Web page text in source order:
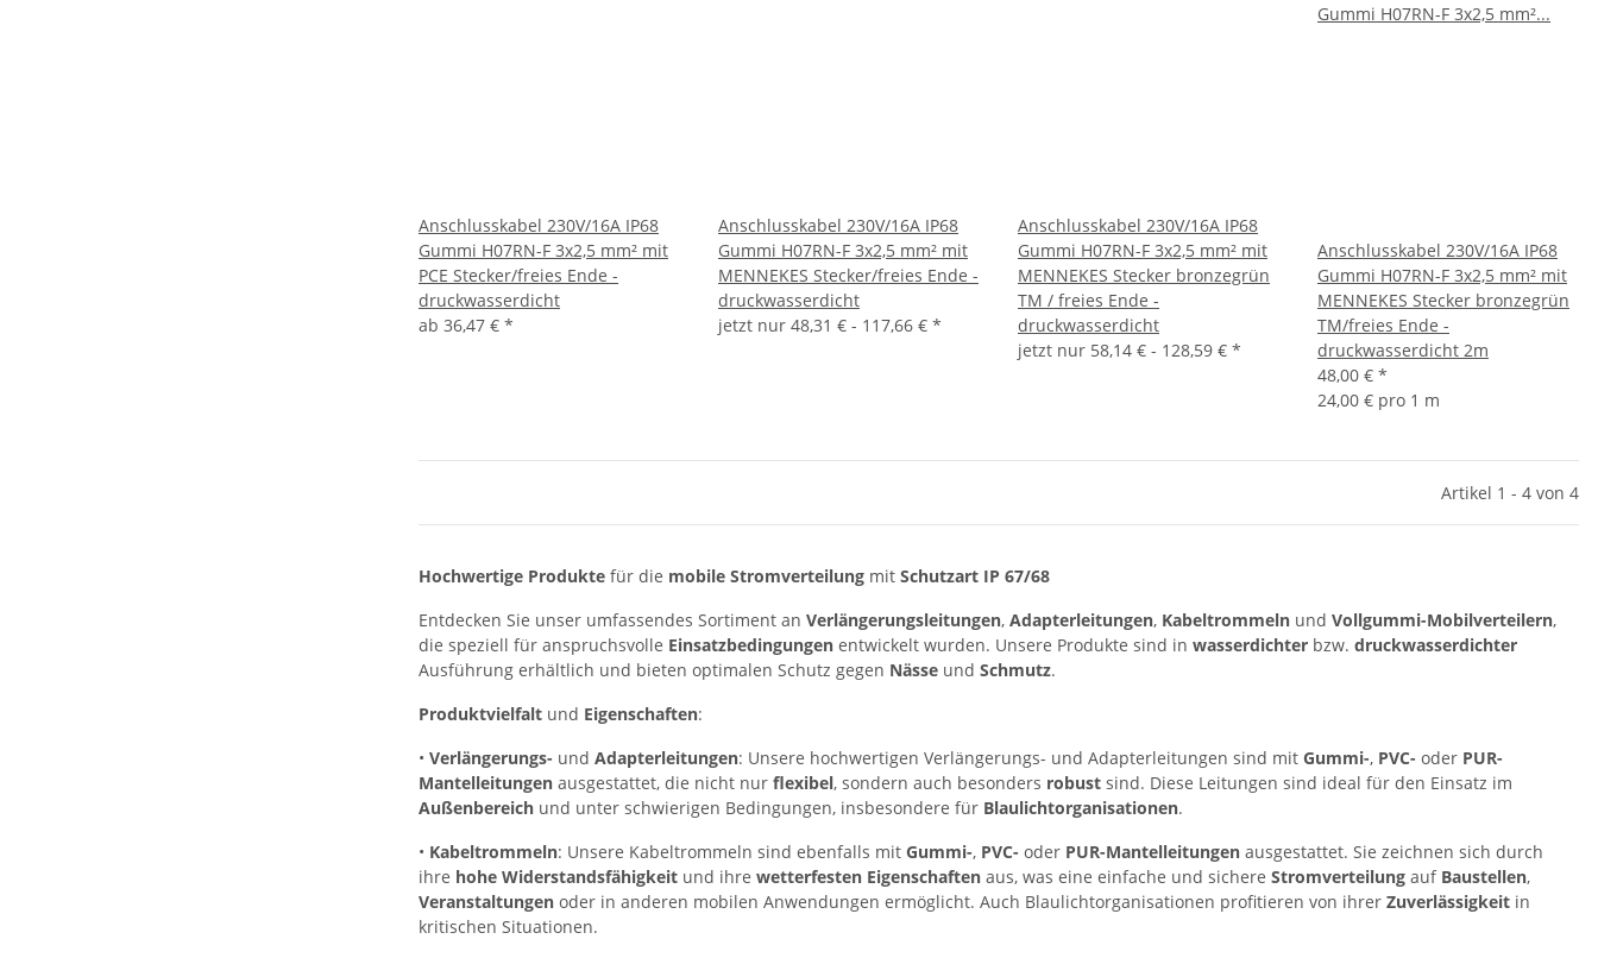
Anschlusskabel 230V/16A IP68
Gummi H07RN-F 3x2,5 mm² mit
PCE Stecker/freies Ende -
druckwasserdicht
ab 36,47 € *
Anschlusskabel 230V/16A IP68
Gummi H07RN-F 3x2,5 mm² mit
MENNEKES Stecker/freies Ende -
druckwasserdicht
jetzt nur 48,31 € - 117,66 € *
Anschlusskabel 230V/16A IP68
Gummi H07RN-F 3x2,5 mm² mit
MENNEKES Stecker bronzegrün
TM / freies Ende -
druckwasserdicht
jetzt nur 58,14 € - 128,59 € *
Anschlusskabel 230V/16A IP68
Gummi H07RN-F 3x2,5 mm² mit
MENNEKES Stecker bronzegrün
TM/freies Ende -
druckwasserdicht 2m
48,00 € *
24,00 € pro 1 m
Artikel 1 - 4 von 4
Hochwertige Produkte für die mobile Stromverteilung mit Schutzart IP 67/68
Entdecken Sie unser umfassendes Sortiment an Verlängerungsleitungen, Adapterleitungen, Kabeltrommeln und Vollgummi-Mobilverteilern,
die speziell für anspruchsvolle Einsatzbedingungen entwickelt wurden. Unsere Produkte sind in wasserdichter bzw. druckwasserdichter
Ausführung erhältlich und bieten optimalen Schutz gegen Nässe und Schmutz.
Produktvielfalt und Eigenschaften:
• Verlängerungs- und Adapterleitungen: Unsere hochwertigen Verlängerungs- und Adapterleitungen sind mit Gummi-, PVC- oder PUR-
Mantelleitungen ausgestattet, die nicht nur flexibel, sondern auch besonders robust sind. Diese Leitungen sind ideal für den Einsatz im
Außenbereich und unter schwierigen Bedingungen, insbesondere für Blaulichtorganisationen.
• Kabeltrommeln: Unsere Kabeltrommeln sind ebenfalls mit Gummi-, PVC- oder PUR-Mantelleitungen ausgestattet. Sie zeichnen sich durch
ihre hohe Widerstandsfähigkeit und ihre wetterfesten Eigenschaften aus, was eine einfache und sichere Stromverteilung auf Baustellen,
Veranstaltungen oder in anderen mobilen Anwendungen ermöglicht. Auch Blaulichtorganisationen profitieren von ihrer Zuverlässigkeit in
kritischen Situationen.